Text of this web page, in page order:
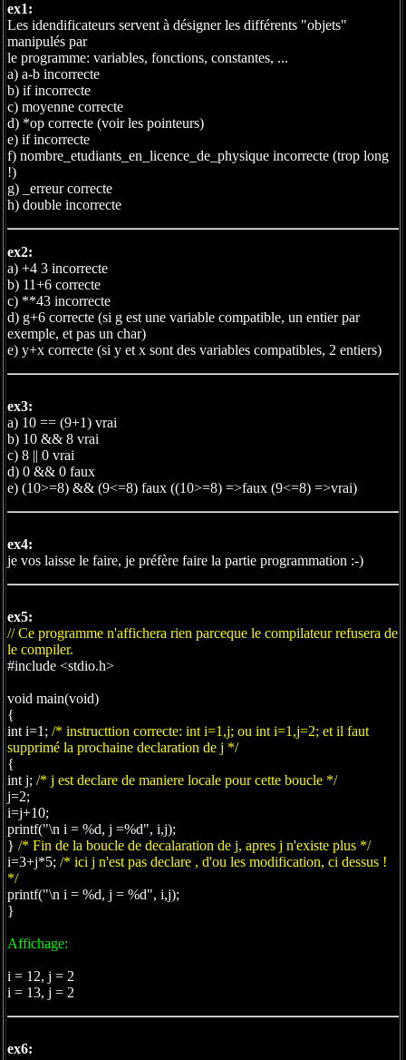
ex1:
Les idendificateurs servent à désigner les différents "objets"
manipulés par
le programme: variables, fonctions, constantes, ...
a) a-b incorrecte
b) if incorrecte
c) moyenne correcte
d) *op correcte (voir les pointeurs)
e) if incorrecte
f) nombre_etudiants_en_licence_de_physique incorrecte (trop long
!)
g) _erreur correcte
h) double incorrecte
ex2:
a) +4 3 incorrecte
b) 11+6 correcte
c) **43 incorrecte
d) g+6 correcte (si g est une variable compatible, un entier par
exemple, et pas un char)
e) y+x correcte (si y et x sont des variables compatibles, 2 entiers)
ex3:
a) 10 == (9+1) vrai
b) 10 && 8 vrai
c) 8 || 0 vrai
d) 0 && 0 faux
e) (10>=8) && (9<=8) faux ((10>=8) =>faux (9<=8) =>vrai)
ex4:
je vos laisse le faire, je préfère faire la partie programmation :-)
ex5:
// Ce programme n'affichera rien parceque le compilateur refusera de
le compiler.
#include <stdio.h>
void main(void)
{
int i=1; /* instructtion correcte: int i=1,j; ou int i=1,j=2; et il faut
supprimé la prochaine declaration de j */
{
int j; /* j est declare de maniere locale pour cette boucle */
j=2;
i=j+10;
printf("\n i = %d, j =%d", i,j);
} /* Fin de la boucle de decalaration de j, apres j n'existe plus */
i=3+j*5; /* ici j n'est pas declare , d'ou les modification, ci dessus !
*/
printf("\n i = %d, j = %d", i,j);
}
Affichage:
i = 12, j = 2
i = 13, j = 2
ex6: